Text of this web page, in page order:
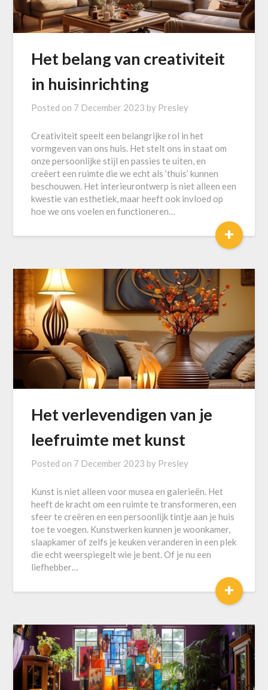
Het belang van creativiteit
in huisinrichting
Posted on 7 December 2023 by Presley
Creativiteit speelt een belangrijke rol in het
vormgeven van ons huis. Het stelt ons in staat om
onze persoonlijke stijl en passies te uiten, en
creëert een ruimte die we echt als ‘thuis’ kunnen
beschouwen. Het interieurontwerp is niet alleen een
kwestie van esthetiek, maar heeft ook invloed op
hoe we ons voelen en functioneren…
+
Het verlevendigen van je
leefruimte met kunst
Posted on 7 December 2023 by Presley
Kunst is niet alleen voor musea en galerieën. Het
heeft de kracht om een ruimte te transformeren, een
sfeer te creëren en een persoonlijk tintje aan je huis
toe te voegen. Kunstwerken kunnen je woonkamer,
slaapkamer of zelfs je keuken veranderen in een plek
die echt weerspiegelt wie je bent. Of je nu een
liefhebber…
+